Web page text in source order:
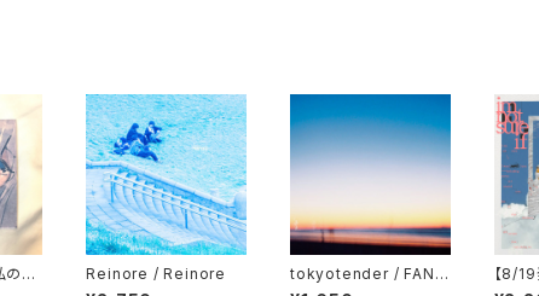
の夢
Reinore / Reinore
tokyotender / FANF
ARE
【8/
ds /